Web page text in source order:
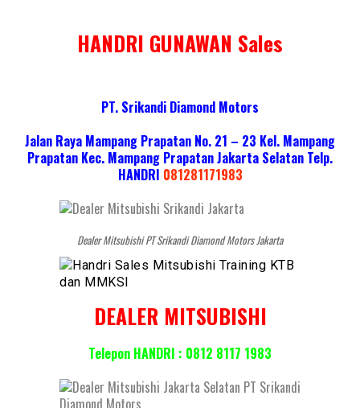
HANDRI GUNAWAN Sales
PT. Srikandi Diamond Motors
Jalan Raya Mampang Prapatan No. 21 – 23 Kel. Mampang
Prapatan Kec. Mampang Prapatan Jakarta Selatan Telp.
HANDRI 081281171983
Dealer Mitsubishi PT Srikandi Diamond Motors Jakarta
DEALER MITSUBISHI
Telepon HANDRI : 0812 8117 1983